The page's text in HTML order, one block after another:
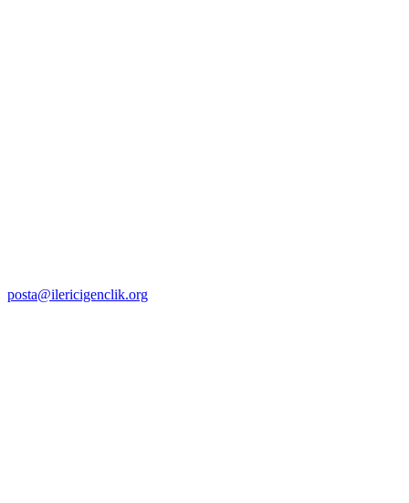
posta@ilericigenclik.org